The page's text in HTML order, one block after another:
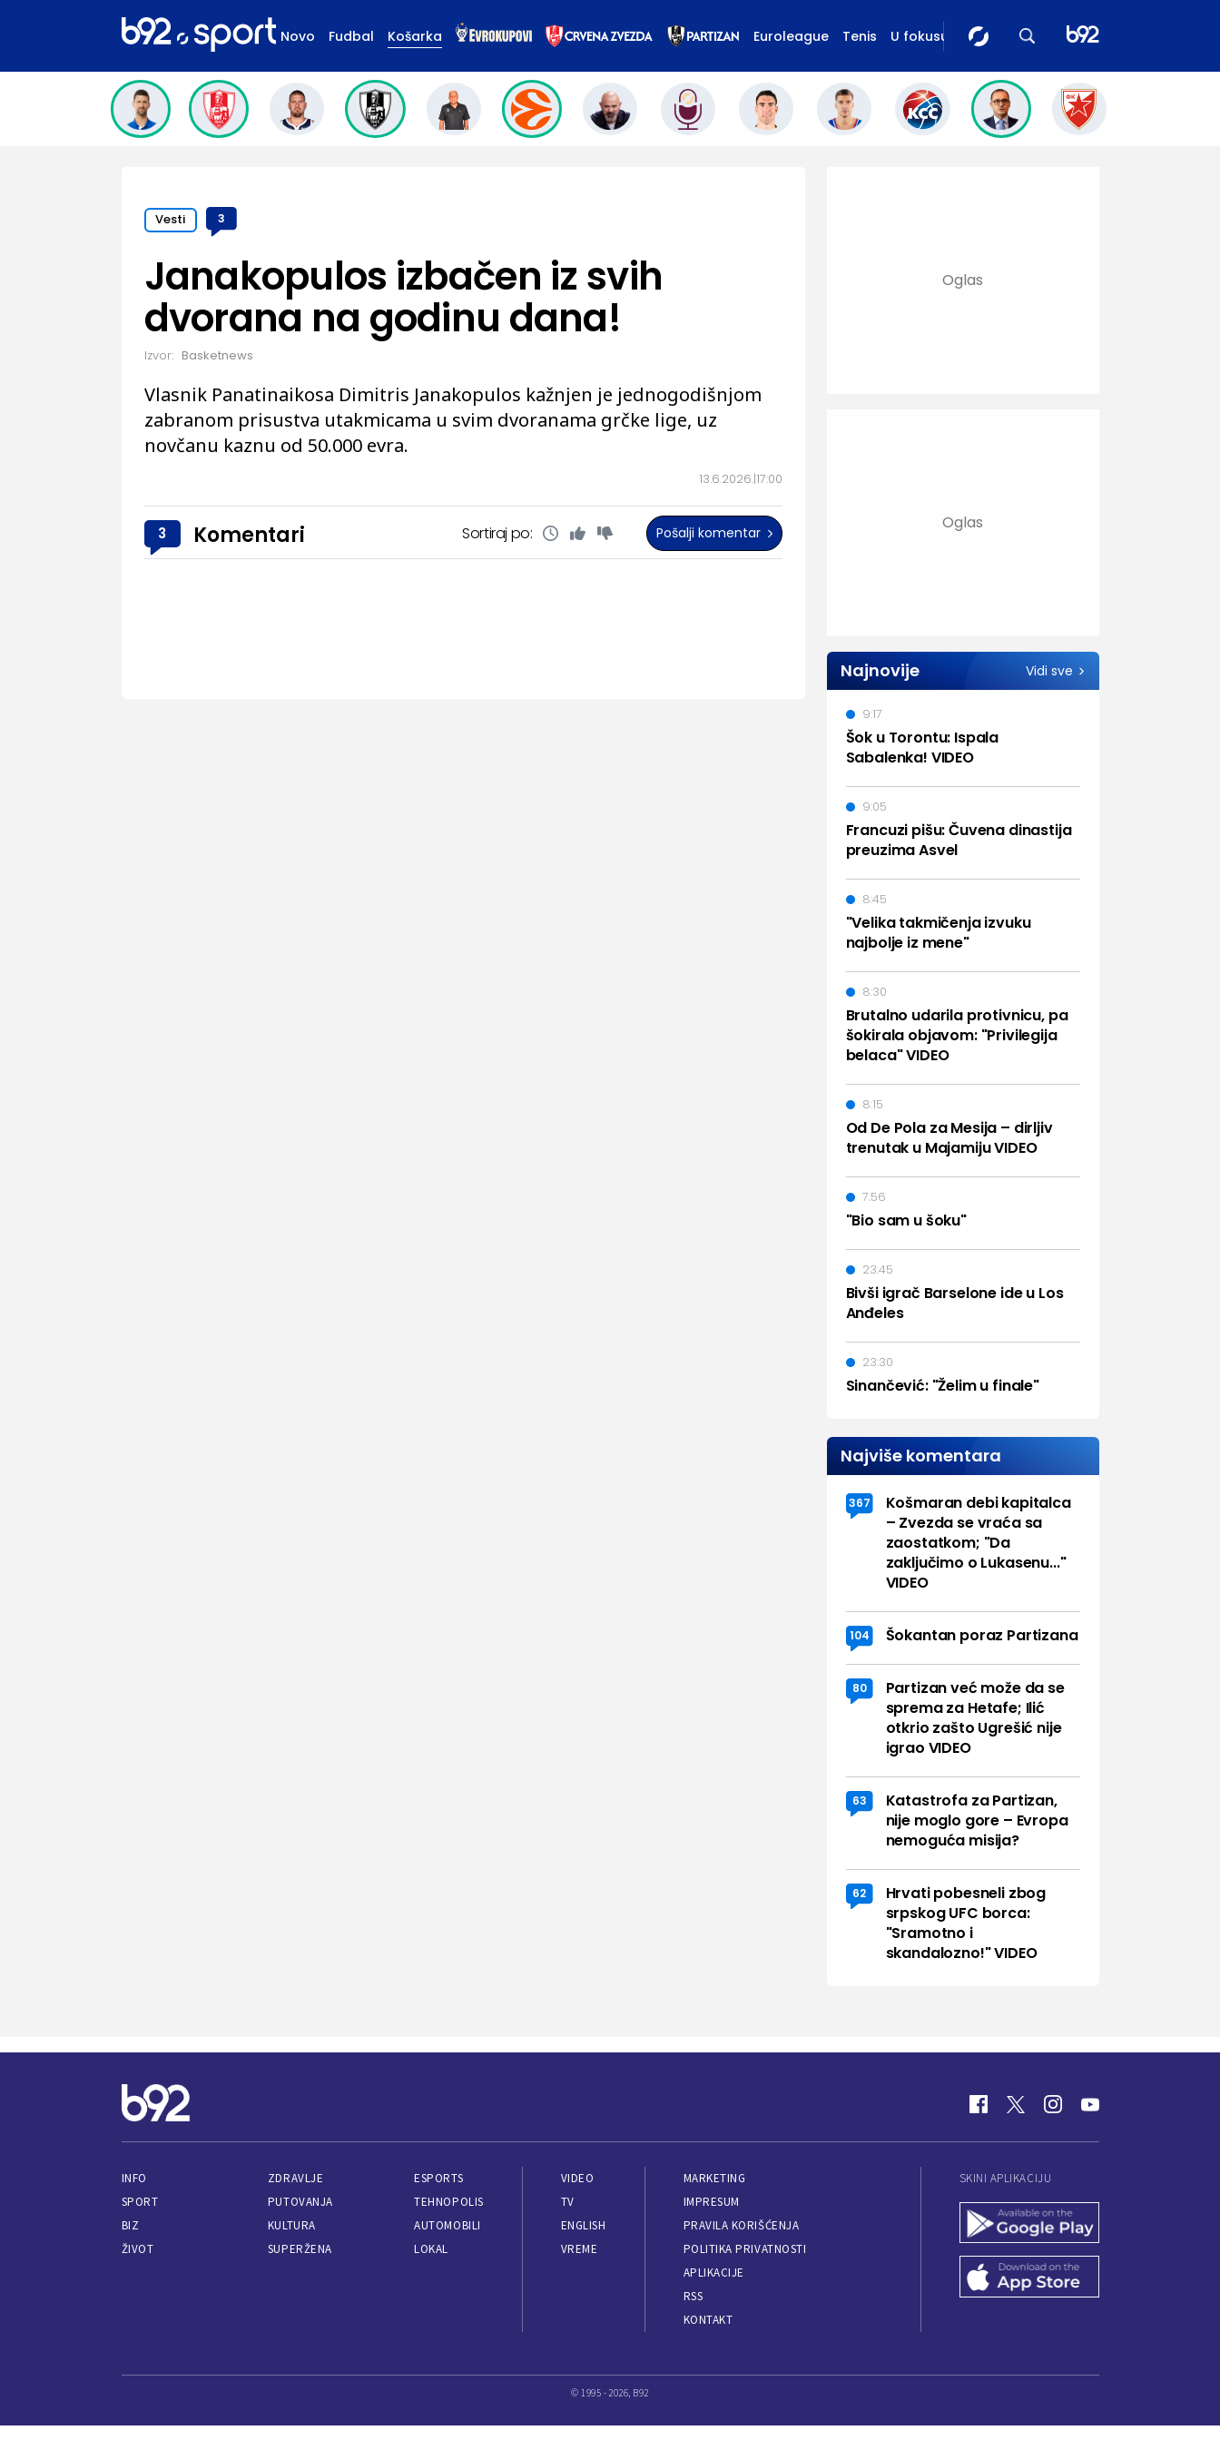
Novo Fudbal Košarka Euroleague Tenis U fokusu
Vesti 3
13.6.2026. 17:00
Janakopulos izbačen iz svih
dvorana na godinu dana!
Vlasnik Panatinaikosa Dimitris Janakopulos kažnjen je jednogodišnjom
zabranom prisustva utakmicama u svim dvoranama grčke lige, uz
novčanu kaznu od 50.000 evra.
Izvor: Basketnews
3 Komentari Sortiraj po: Pošalji komentar
Najnovije Vidi sve
Šok u Torontu: Ispala
Sabalenka! VIDEO
9:17
Francuzi pišu: Čuvena dinastija
preuzima Asvel
9:05
"Velika takmičenja izvuku
najbolje iz mene"
8:45
Brutalno udarila protivnicu, pa
šokirala objavom: "Privilegija
belaca" VIDEO
8:30
Od De Pola za Mesija – dirljiv
trenutak u Majamiju VIDEO
8:15
"Bio sam u šoku"
7:56
Bivši igrač Barselone ide u Los
Anđeles
23:45
Sinančević: "Želim u finale"
23:30
Najviše komentara
367
Košmaran debi kapitalca
– Zvezda se vraća sa
zaostatkom; "Da
zaključimo o Lukasenu..."
VIDEO
104 Šokantan poraz Partizana
80
Partizan već može da se
sprema za Hetafe; Ilić
otkrio zašto Ugrešić nije
igrao VIDEO
63
Katastrofa za Partizan,
nije moglo gore – Evropa
nemoguća misija?
62
Hrvati pobesneli zbog
srpskog UFC borca:
"Sramotno i
skandalozno!" VIDEO
INFO
SPORT
BIZ
ŽIVOT
ZDRAVLJE
PUTOVANJA
KULTURA
SUPERŽENA
ESPORTS
TEHNOPOLIS
AUTOMOBILI
LOKAL
VIDEO
TV
ENGLISH
VREME
MARKETING
IMPRESUM
PRAVILA KORIŠĆENJA
POLITIKA PRIVATNOSTI
APLIKACIJE
RSS
KONTAKT
SKINI APLIKACIJU
© 1995 - 2026, B92